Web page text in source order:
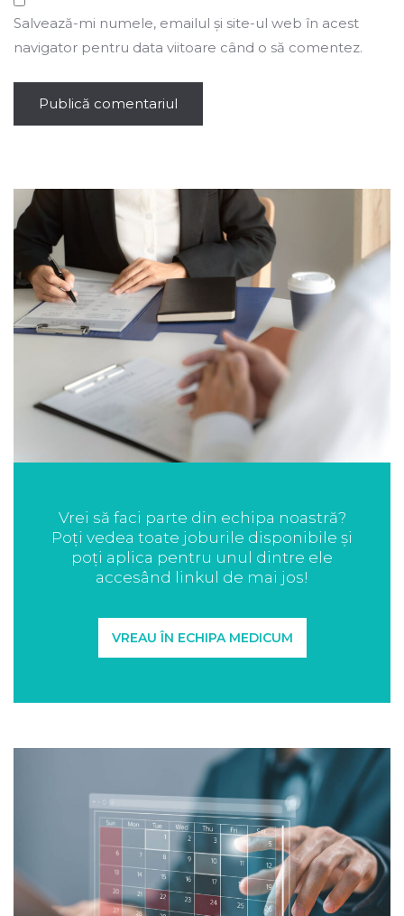
Salvează-mi numele, emailul și site-ul web în acest
navigator pentru data viitoare când o să comentez.
Vrei să faci parte din echipa noastră?
Poți vedea toate joburile disponibile și
poți aplica pentru unul dintre ele
accesând linkul de mai jos!
VREAU ÎN ECHIPA MEDICUM